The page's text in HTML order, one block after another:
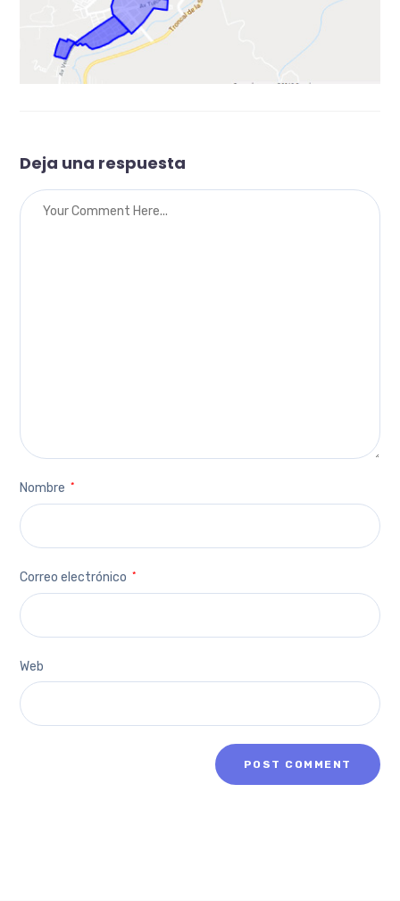
Deja una respuesta
Nombre *
Correo electrónico *
Web